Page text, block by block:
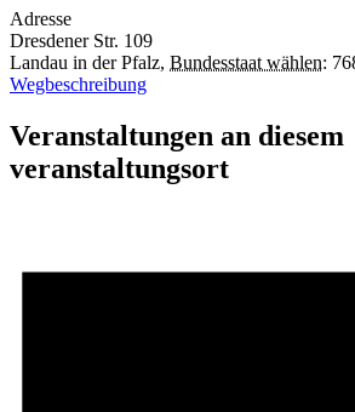
Adresse
Dresdener Str. 109
Landau in der Pfalz, Bundesstaat wählen:
Wegbeschreibung
Veranstaltungen an diesem
veranstaltungsort